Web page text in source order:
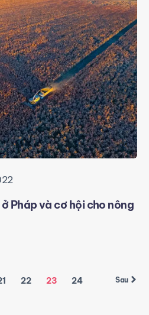
Pháp và cơ hội cho nông
22 23 24 Sau